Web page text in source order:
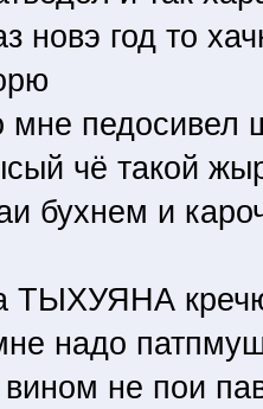
новэ год то
мне педосивел
чё такой
бухнем и
ТЫХУЯНА
надо
не пои